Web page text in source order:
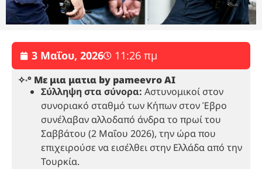
3 Μαΐου, 2026 11:26 πμ
✧˖° Με μια ματια by pameevro AI
Σύλληψη στα σύνορα: Αστυνομικοί στον
συνοριακό σταθμό των Κήπων στον Έβρο
συνέλαβαν αλλοδαπό άνδρα το πρωί του
Σαββάτου (2 Μαΐου 2026), την ώρα που
επιχειρούσε να εισέλθει στην Ελλάδα από την
Τουρκία.